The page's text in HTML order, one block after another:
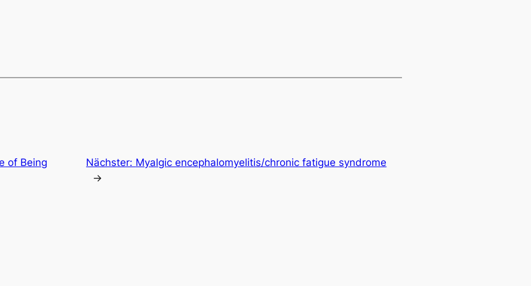
of Being
Nächster: Myalgic encephalomyelitis/chronic fatigue syndrome
→